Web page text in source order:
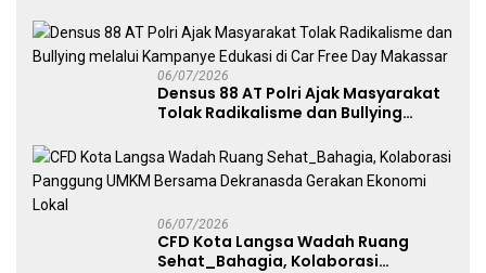
06/07/2026
Densus 88 AT Polri Ajak Masyarakat
Tolak Radikalisme dan Bullying
Free Day Makassar
06/07/2026
CFD Kota Langsa Wadah Ruang
Sehat_Bahagia, Kolaborasi